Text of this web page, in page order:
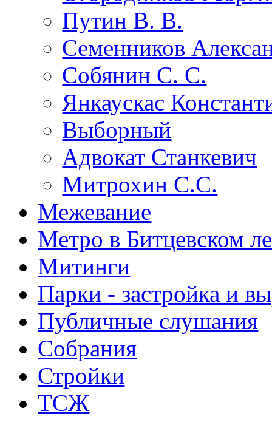
Путин В. В.
Семенников
Собянин С. С.
Янкаускас
Выборный
Адвокат Станкевич
Митрохин С.С.
Межевание
Метро в Битцевском
Митинги
Парки - застройка и
Публичные слушания
Собрания
Стройки
ТСЖ